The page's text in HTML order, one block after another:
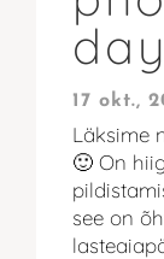
17 okt.,
Läksime
🙂 On
see on